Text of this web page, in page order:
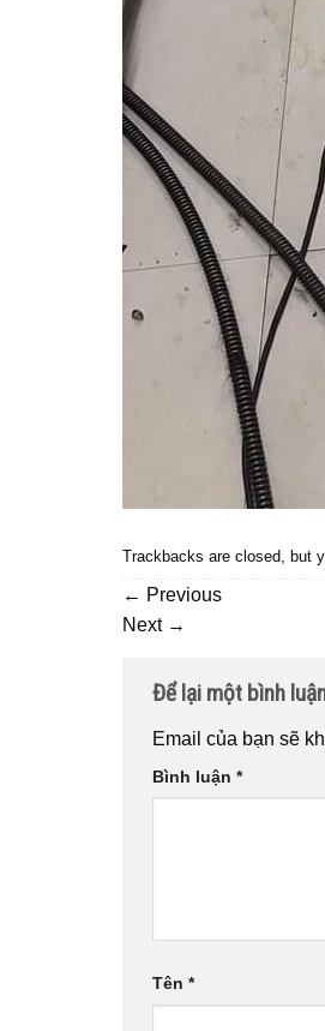
Trackbacks are closed, but
← Previous
Next →
Để lại một bình
Email của bạn sẽ
Bình luận *
Tên *